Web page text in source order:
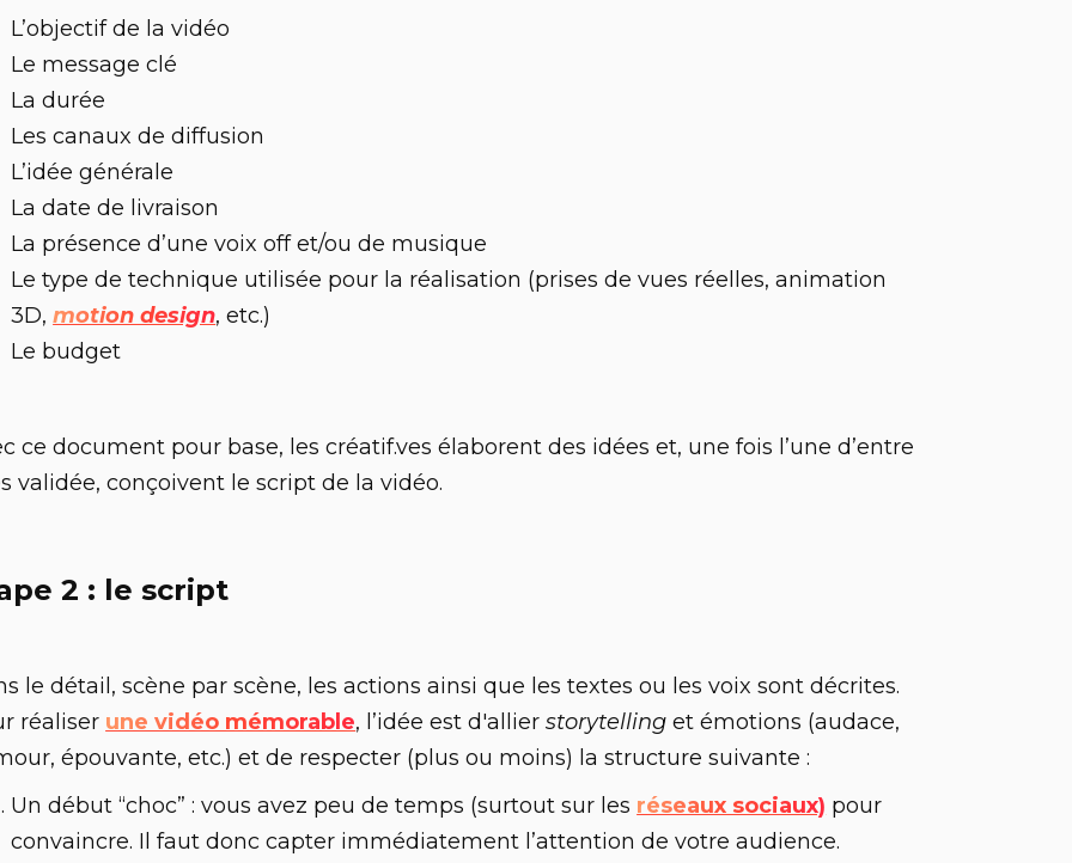
L’objectif de la vidéo
Le message clé
La durée
Les canaux de diffusion
L’idée générale
La date de livraison
La présence d’une voix off et/ou de musique
Le type de technique utilisée pour la réalisation (prises de vues réelles, animation
3D,motion design, etc.)
Le budget
ce document pour base, les créatif.ves élaborent des idées et, une fois l’une d’entre
validée, conçoivent le script de la vidéo.
2 : le script
le détail, scène par scène, les actions ainsi que les textes ou les voix sont décrites.
réaliser une vidéo mémorable, l’idée est d'allierstorytelling et émotions (audace,
épouvante, etc.) et de respecter (plus ou moins) la structure suivante :
Un début “choc” : vous avez peu de temps (surtout sur les réseaux sociaux) pour
convaincre. Il faut donc capter immédiatement l’attention de votre audience.